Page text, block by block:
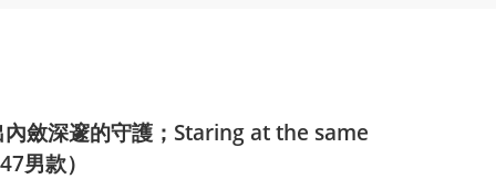
斂深邃的守護；Staring at the same
男款）